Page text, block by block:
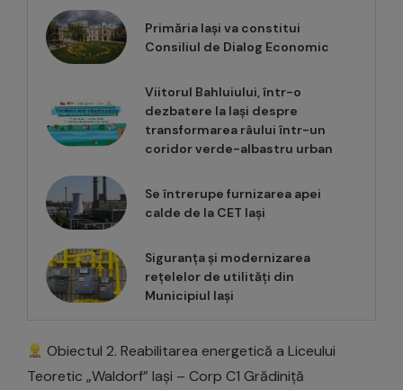
Primăria Iași va constitui
Consiliul de Dialog Economic
Viitorul Bahluiului, într-o
dezbatere la Iași despre
transformarea râului într-un
coridor verde-albastru urban
Se întrerupe furnizarea apei
calde de la CET Iași
Siguranța și modernizarea
rețelelor de utilități din
Municipiul Iași
Obiectul 2. Reabilitarea energetică a Liceului
Teoretic „Waldorf” Iași – Corp C1 Grădiniță